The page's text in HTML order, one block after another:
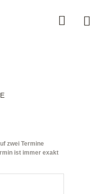
zwei Termine
ist immer exakt